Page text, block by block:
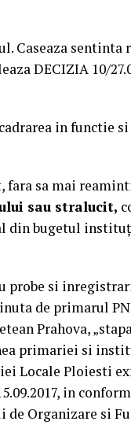
Caseaza
DECIZIA 10/
in functie
fara sa mai
sau stralucit,
din bugetul
probe si
de primarul
Prahova,
primariei si
Locale Ploiesti
in
de Organizare si